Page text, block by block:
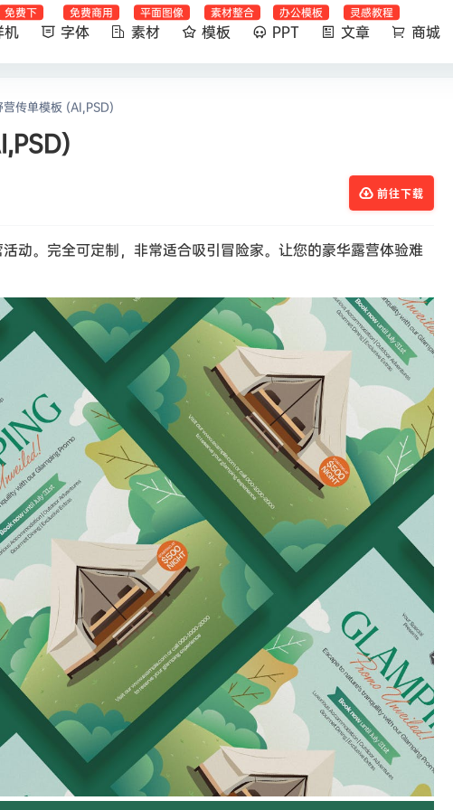
机
免费下
字体
免费商用
素材
平面图像
模板
素材整合
PPT
办公模板
文章
灵感教程
商城
传单模板 (AI,PSD)
前往下载
动。完全可定制，非常适合吸引冒险家。让您的豪华露营体验难